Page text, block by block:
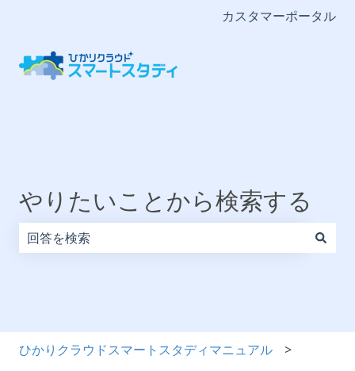
カスタマーポータル
やりたいことから検索する
ひかりクラウドスマートスタディマニュアル